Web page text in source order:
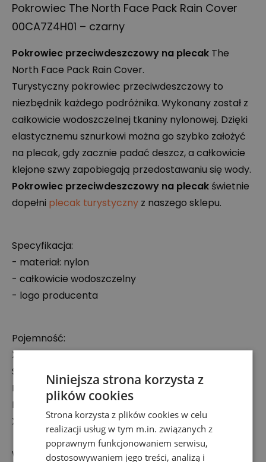
Pokrowiec The North Face Pack Rain Cover
00CA7Z4H01 – czarny
Pokrowiec przeciwdeszczowy na plecak The
North Face Pack Rain Cover.
Turystyczny pokrowiec przeciwdeszczowy to
niezbędnik każdego podróżnika. Wykonany został z
całkowicie wodoszczelnej tkaniny nylonowej. Dzięki
elastycznemu sznurkowi można go szybko założyć
na plecak, gdy zacznie padać deszcz, a całkowicie
klejone szwy zapobiegają przedostawaniu się wody.
Pokrowiec przeciwdeszczowy na plecak świetnie
dopełni plecak turystyczny z naszego sklepu.
Specyfikacja:
- materiał: nylon
- całkowicie wodoszczelny
- logo producenta
Pojemność:
XS: 0–20 Litrów
S: 20–30 Litrów
M: 35–45 Litrów
L: 50–70 Litrów
XL: 75–85 Litrów
Wymiary:
Niniejsza strona korzysta z
plików cookies
Strona korzysta z plików cookies w celu
realizacji usług w tym m.in. związanych z
poprawnym funkcjonowaniem serwisu,
dostosowywaniem jego treści, analizą i